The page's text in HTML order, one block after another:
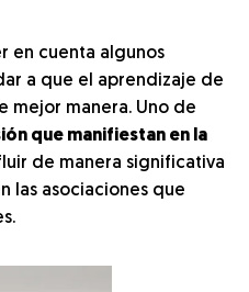
en cuenta algunos
a que el aprendizaje de
mejor manera. Uno de
que manifiestan en la
de manera significativa
las asociaciones que